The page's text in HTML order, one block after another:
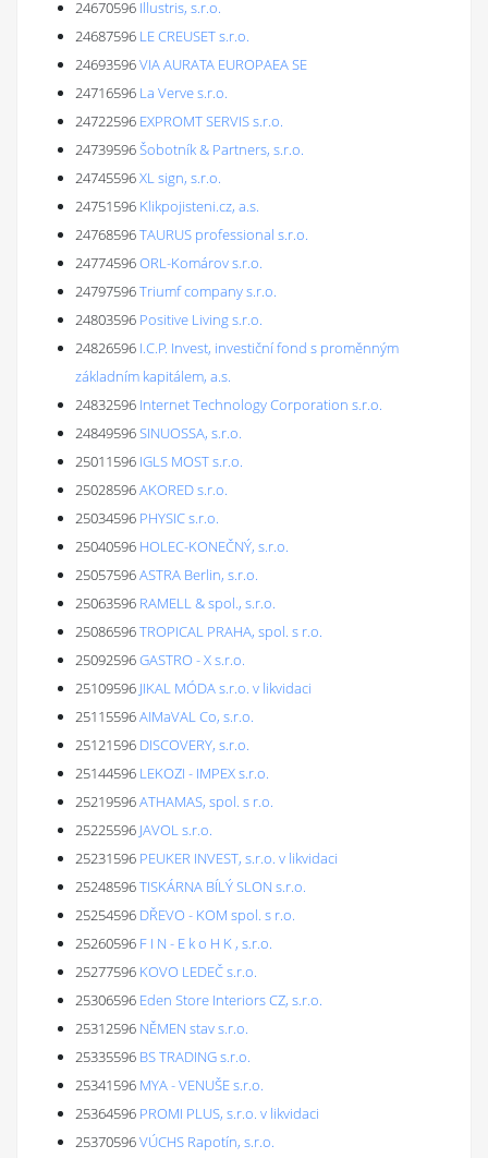
24670596 Illustris, s.r.o.
24687596 LE CREUSET s.r.o.
24693596VIA AURATA EUROPAEA SE
24716596 La Verve s.r.o.
24722596 EXPROMT SERVIS s.r.o.
24739596Šobotník & Partners, s.r.o.
24745596XL sign, s.r.o.
24751596 Klikpojisteni.cz, a.s.
24768596TAURUS professional s.r.o.
24774596ORL-Komárov s.r.o.
24797596Triumf company s.r.o.
24803596 Positive Living s.r.o.
24826596 I.C.P. Invest, investiční fond s proměnným
základním kapitálem, a.s.
24832596 Internet Technology Corporation s.r.o.
24849596SINUOSSA, s.r.o.
25011596 IGLS MOST s.r.o.
25028596AKORED s.r.o.
25034596 PHYSIC s.r.o.
25040596 HOLEC-KONEČNÝ, s.r.o.
25057596ASTRA Berlin, s.r.o.
25063596 RAMELL & spol., s.r.o.
25086596TROPICAL PRAHA, spol. s r.o.
25092596GASTRO - X s.r.o.
25109596 JIKAL MÓDA s.r.o. v likvidaci
25115596AIMaVAL Co, s.r.o.
25121596 DISCOVERY, s.r.o.
25144596 LEKOZI - IMPEX s.r.o.
25219596ATHAMAS, spol. s r.o.
25225596 JAVOL s.r.o.
25231596 PEUKER INVEST, s.r.o. v likvidaci
25248596TISKÁRNA BÍLÝ SLON s.r.o.
25254596 DŘEVO - KOM spol. s r.o.
25260596 F I N - E k o H K , s.r.o.
25277596 KOVO LEDEČ s.r.o.
25306596 Eden Store Interiors CZ, s.r.o.
25312596 NĚMEN stav s.r.o.
25335596 BS TRADING s.r.o.
25341596 MYA - VENUŠE s.r.o.
25364596 PROMI PLUS, s.r.o. v likvidaci
25370596VÚCHS Rapotín, s.r.o.